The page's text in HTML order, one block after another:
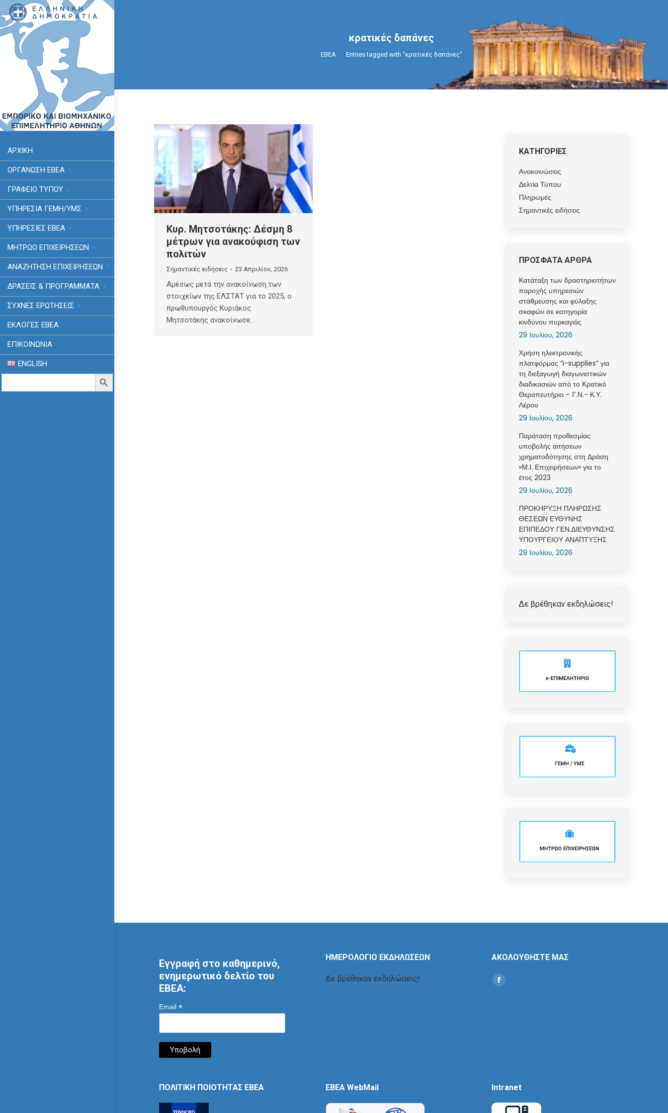
ΑΡΧΙΚΗ
ΟΡΓΑΝΩΣΗ ΕΒΕΑ
ΓΡΑΦΕΙΟ ΤΥΠΟΥ
ΥΠΗΡΕΣΊΑ ΓΕΜΗ/ΥΜΣ
ΥΠΗΡΕΣΙΕΣ ΕΒΕΑ
ΜΗΤΡΩΟ ΕΠΙΧΕΙΡΗΣΕΩΝ
ΑΝΑΖΗΤΗΣΗ ΕΠΙΧΕΙΡΗΣΕΩΝ
ΔΡΑΣΕΙΣ & ΠΡΟΓΡΑΜΜΑΤΑ
ΣΥΧΝΕΣ ΕΡΩΤΗΣΕΙΣ
ΕΚΛΟΓΈΣ ΕΒΕΑ
ΕΠΙΚΟΙΝΩΝΙΑ
ENGLISH
Search
Search Button
κρατικές δαπάνες
You are here:
ΕΒΕΑ Entries tagged with "κρατικές δαπάνες"
Κυρ. Μητσοτάκης: Δέσμη 8
μέτρων για ανακούφιση των
πολιτών
Σημαντικές ειδήσεις 23 Απριλίου, 2026
Αμέσως μετά την ανακοίνωση των
στοιχείων της ΕΛΣΤΑΤ για το 2025, ο
πρωθυπουργός Κυριάκος
Μητσοτάκης ανακοίνωσε…
ΚΑΤΗΓΟΡΙΕΣ
Ανακοινώσεις
Δελτία Τύπου
Πληρωμές
Σημαντικές ειδήσεις
ΠΡΟΣΦΑΤΑ ΑΡΘΡΑ
Κατάταξη των δραστηριοτήτων
παροχής υπηρεσιών
στάθμευσης και φύλαξης
σκαφών σε κατηγορία
κινδύνου πυρκαγιάς
29 Ιουλίου, 2026
Χρήση ηλεκτρονικής
πλατφόρμας “i-supplies” για
τη διεξαγωγή διαγωνιστικών
διαδικασιών από το Κρατικό
Θεραπευτήριο – Γ.Ν.- Κ.Υ.
Λέρου
29 Ιουλίου, 2026
Παράταση προθεσμίας
υποβολής αιτήσεων
χρηματοδότησης στη Δράση
«Μ.Ι. Επιχειρήσεων» για το
έτος 2023
29 Ιουλίου, 2026
ΠΡΟΚΗΡΥΞΗ ΠΛΗΡΩΣΗΣ
ΘΕΣΕΩΝ ΕΥΘΥΝΗΣ
ΕΠΙΠΕΔΟΥ ΓΕΝ.ΔΙΕΥΘΥΝΣΗΣ
ΥΠΟΥΡΓΕΙΟΥ ΑΝΑΠΤΥΞΗΣ
29 Ιουλίου, 2026
Δε βρέθηκαν εκδηλώσεις!
Εγγραφή στο καθημερινό,
ενημερωτικό δελτίο του
ΕΒΕΑ:
Email *
ΗΜΕΡΟΛΟΓΙΟ ΕΚΔΗΛΩΣΕΩΝ
Δε βρέθηκαν εκδηλώσεις!
ΑΚΟΛΟΥΘΗΣΤΕ ΜΑΣ
Find us on:
Social
ΠΟΛΙΤΙΚΗ ΠΟΙΟΤΗΤΑΣ ΕΒΕΑ EBEA WebMail Intranet